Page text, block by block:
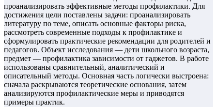
проанализировать эффективные методы профилактики. Для
достижения цели поставлены задачи: проанализировать
литературу по теме, описать основные факторы риска,
рассмотреть современные подходы к профилактике и
сформулировать практические рекомендации для родителей и
педагогов. Объект исследования — дети школьного возраста,
предмет — профилактика зависимости от гаджетов. В работе
использованы сравнительный, аналитический и
описательный методы. Основная часть логически выстроена:
сначала раскрываются теоретические основания, затем
анализируются профилактические меры и приводятся
примеры практик.